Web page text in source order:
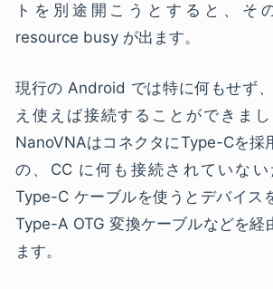
トを別途開こうとすると、そ
resource busy が出ます。
現行の Android では特に何もせず
え使えば接続することができま
NanoVNAはコネクタにType-Cを採
の、CC に何も接続されていな
Type-C ケーブルを使うとデバイス
Type-A OTG 変換ケーブルなどを経
ます。